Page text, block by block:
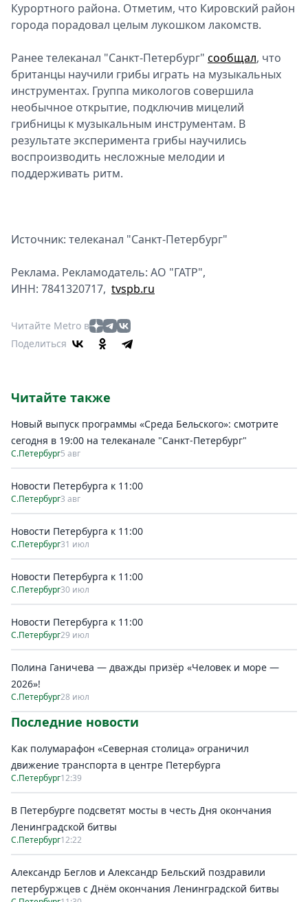
Курортного района. Отметим, что Кировский район
города порадовал целым лукошком лакомств.
Ранее телеканал "Санкт-Петербург" сообщал, что
британцы научили грибы играть на музыкальных
инструментах. Группа микологов совершила
необычное открытие, подключив мицелий
грибницы к музыкальным инструментам. В
результате эксперимента грибы научились
воспроизводить несложные мелодии и
поддерживать ритм.
Источник: телеканал "Санкт-Петербург"
Реклама. Рекламодатель: АО "ГАТР",
ИНН: 7841320717, tvspb.ru
Читайте Metro в
Поделиться
Читайте также
Новый выпуск программы «Среда Бельского»: смотрите
сегодня в 19:00 на телеканале "Санкт-Петербург"
С.Петербург5 авг
Новости Петербурга к 11:00
С.Петербург3 авг
Новости Петербурга к 11:00
С.Петербург31 июл
Новости Петербурга к 11:00
С.Петербург30 июл
Новости Петербурга к 11:00
С.Петербург29 июл
Полина Ганичева — дважды призёр «Человек и море —
2026»!
С.Петербург28 июл
Последние новости
Как полумарафон «Северная столица» ограничил
движение транспорта в центре Петербурга
С.Петербург12:39
В Петербурге подсветят мосты в честь Дня окончания
Ленинградской битвы
С.Петербург12:22
Александр Беглов и Александр Бельский поздравили
петербуржцев с Днём окончания Ленинградской битвы